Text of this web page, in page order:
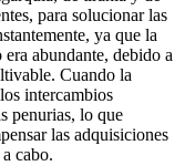
para solucionar las
ya que la
abundante, debido a
Cuando la
intercambios
penurias, lo que
las adquisiciones
cabo.